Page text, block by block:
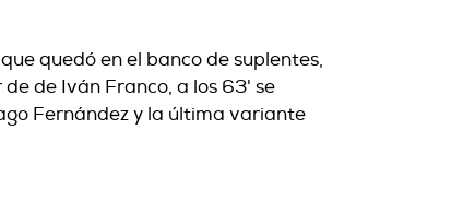
quedó en el banco de suplentes,
de Iván Franco, a los 63' se
Fernández y la última variante